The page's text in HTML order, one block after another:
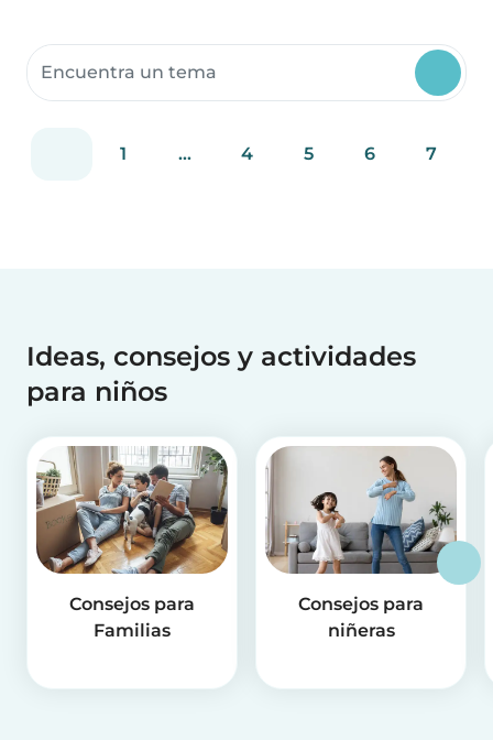
Buscar recursos para la comunidad
1 ... 4 5 6 7
Ideas, consejos y actividades
para niños
Consejos para
Familias
Consejos para
niñeras